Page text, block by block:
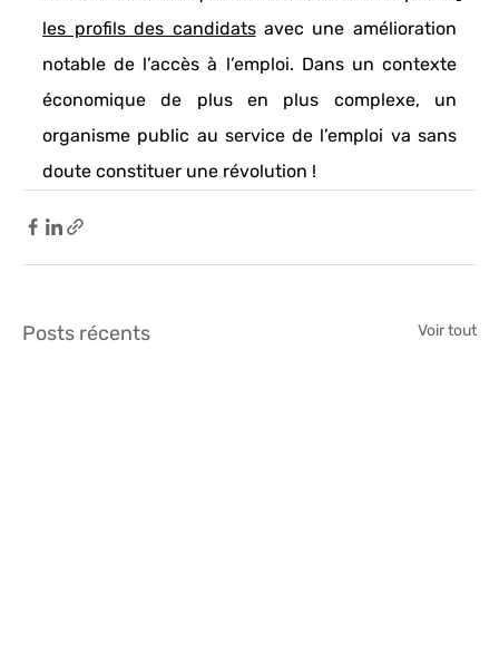
les profils des candidats avec une amélioration
notable de l’accès à l’emploi. Dans un contexte
économique de plus en plus complexe, un
organisme public au service de l’emploi va sans
doute constituer une révolution !
Posts récents Voir tout